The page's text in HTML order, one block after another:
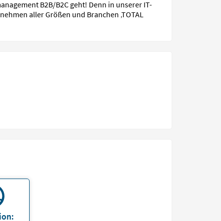
B2B/B2C geht! Denn in unserer IT-
aller Größen und Branchen ‚TOTAL